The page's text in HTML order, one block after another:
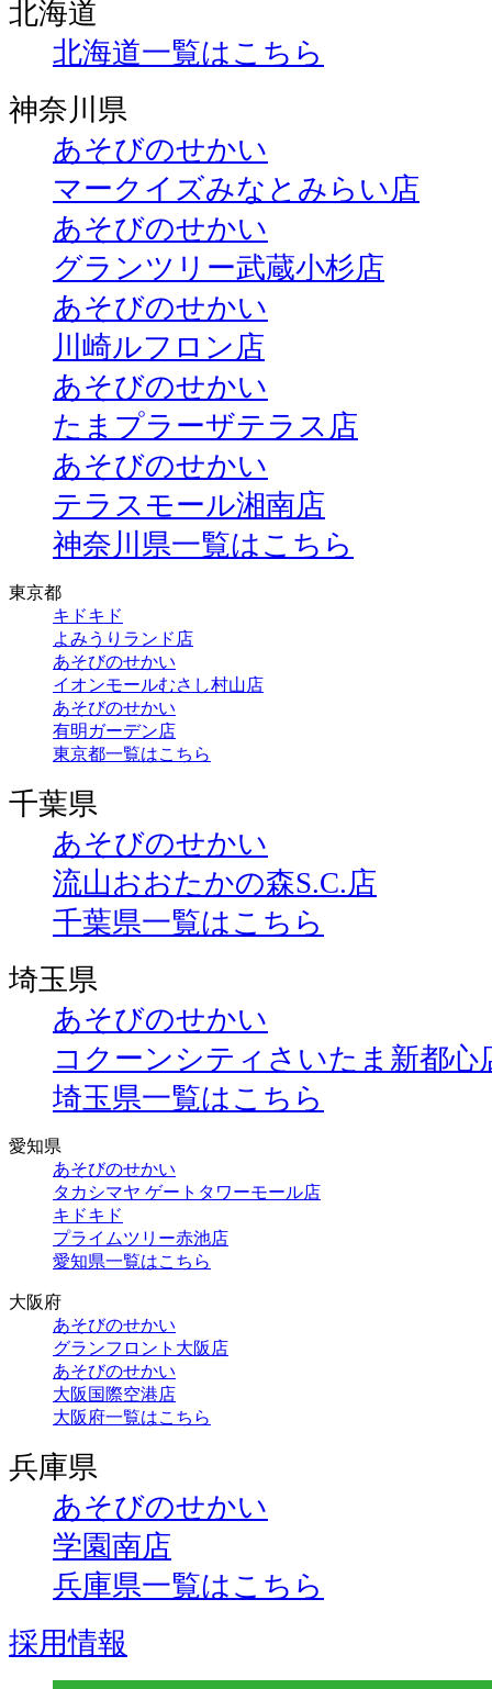
北海道
北海道一覧はこちら
神奈川県
あそびのせかい
マークイズみなとみらい店
あそびのせかい
グランツリー武蔵小杉店
あそびのせかい
川崎ルフロン店
あそびのせかい
たまプラーザテラス店
あそびのせかい
テラスモール湘南店
神奈川県一覧はこちら
東京都
キドキド
よみうりランド店
あそびのせかい
イオンモールむさし村山店
あそびのせかい
有明ガーデン店
東京都一覧はこちら
千葉県
あそびのせかい
流山おおたかの森S.C.店
千葉県一覧はこちら
埼玉県
あそびのせかい
コクーンシティさいたま新都心
埼玉県一覧はこちら
愛知県
あそびのせかい
タカシマヤ ゲートタワーモール店
キドキド
プライムツリー赤池店
愛知県一覧はこちら
大阪府
あそびのせかい
グランフロント大阪店
あそびのせかい
大阪国際空港店
大阪府一覧はこちら
兵庫県
あそびのせかい
学園南店
兵庫県一覧はこちら
採用情報